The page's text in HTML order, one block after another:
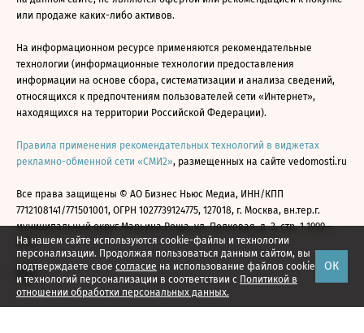
На нашем сайте используются cookie-файлы и технологии
персонализации. Продолжая пользоваться данным сайтом, вы
подтверждаете свое согласие на использование файлов cookie
и технологий персонализации в соответствии с Политикой в
отношении обработки персональных данных.
ОК
или продаже каких-либо активов.
На информационном ресурсе применяются рекомендательные
технологии (информационные технологии предоставления
информации на основе сбора, систематизации и анализа сведений,
относящихся к предпочтениям пользователей сети «Интернет»,
находящихся на территории Российской Федерации).
Правила применения рекомендательных технологий в виджетах
рекламно-обменной сети «СМИ2», размещенных на сайте vedomosti.ru
Все права защищены © АО Бизнес Ньюс Медиа, ИНН/КПП
7712108141/771501001, ОГРН 1027739124775, 127018, г. Москва, вн.тер.г.
муниципальный округ Марьина Роща, ул. Полковая, д. 3, стр. 1 1999—
2026